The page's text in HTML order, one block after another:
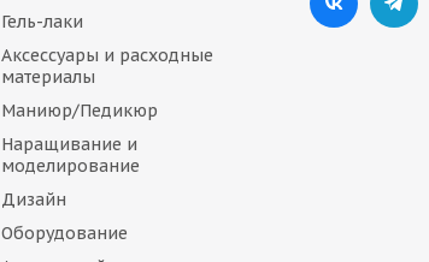
Гель-лаки
Аксессуары и расходные
материалы
Маниюр/Педикюр
Наращивание и
моделирование
Дизайн
Оборудование